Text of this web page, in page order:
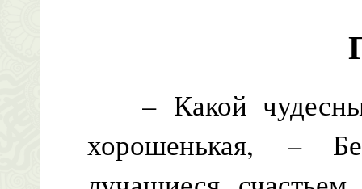
– Какой
хорошенькая, –